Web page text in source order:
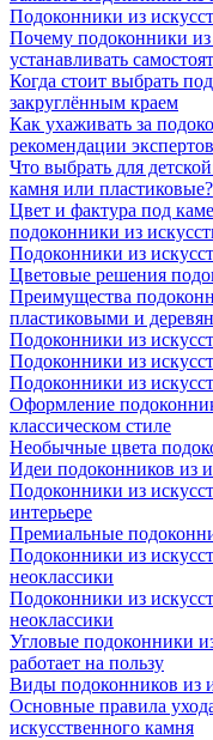
Подоконники из
Почему подоконники из
устанавливать
Когда стоит выбрать
закруглённым краем
Как ухаживать за
рекомендации экспертов
Что выбрать для
камня или пластиковые?
Цвет и фактура под
подоконники из
Подоконники из
Цветовые решения
Преимущества
пластиковыми и
Подоконники из
Подоконники из
Подоконники из
Оформление
классическом стиле
Необычные цвета
Идеи подоконников из
Подоконники из
интерьере
Премиальные
Подоконники из
неоклассики
Подоконники из
неоклассики
Угловые подоконники
работает на пользу
Виды подоконников из
Основные правила
искусственного камня